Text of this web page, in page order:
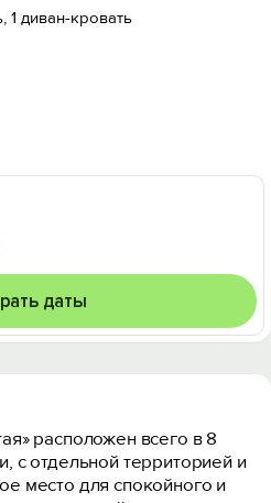
1 диван-кровать
даты
расположен всего в 8
с отдельной территорией и
место для спокойного и